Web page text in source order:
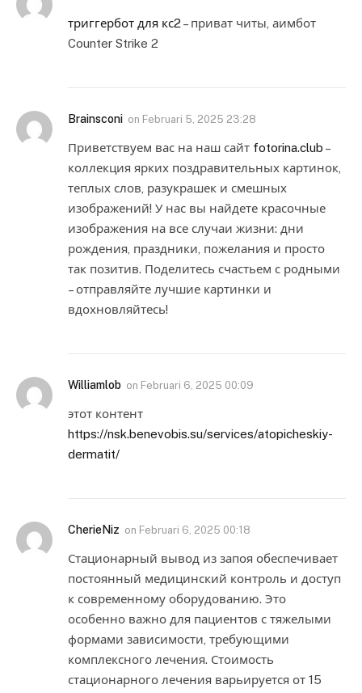
триггербот для кс2 – приват читы, аимбот
Counter Strike 2
Brainsconi on Februari 5, 2025 23:28
Приветствуем вас на наш сайт fotorina.club –
коллекция ярких поздравительных картинок,
теплых слов, разукрашек и смешных
изображений! У нас вы найдете красочные
изображения на все случаи жизни: дни
рождения, праздники, пожелания и просто
так позитив. Поделитесь счастьем с родными
– отправляйте лучшие картинки и
вдохновляйтесь!
Williamlob on Februari 6, 2025 00:09
этот контент
https://nsk.benevobis.su/services/atopicheskiy-
dermatit/
CherieNiz on Februari 6, 2025 00:18
Стационарный вывод из запоя обеспечивает
постоянный медицинский контроль и доступ
к современному оборудованию. Это
особенно важно для пациентов с тяжелыми
формами зависимости, требующими
комплексного лечения. Стоимость
стационарного лечения варьируется от 15